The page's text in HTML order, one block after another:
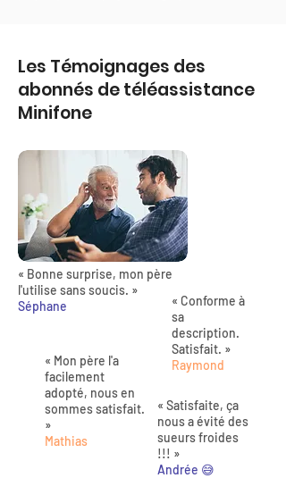
Les Témoignages des
abonnés de téléassistance
Minifone
« Bonne surprise, mon père
l'utilise sans soucis. »
Séphane
« Mon père l'a
facilement
adopté, nous en
sommes satisfait.
»
Mathias
« Conforme à
sa
description.
Satisfait. »
Raymond
« Satisfaite, ça
nous a évité des
sueurs froides
!!! »
Andrée 😅